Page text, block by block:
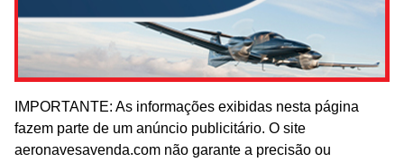
IMPORTANTE: As informações exibidas nesta página
fazem parte de um anúncio publicitário. O site
aeronavesavenda.com não garante a precisão ou